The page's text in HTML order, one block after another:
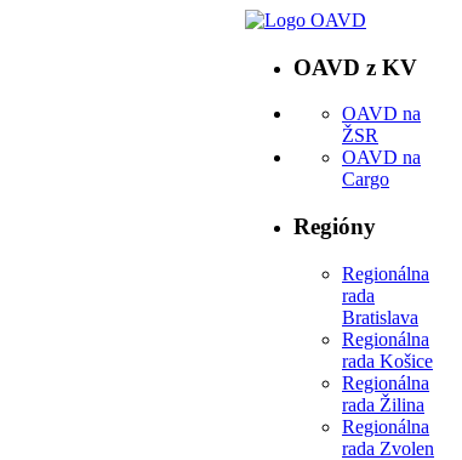
OAVD z KV
OAVD na
ŽSR
OAVD na
Cargo
Regióny
Regionálna
rada
Bratislava
Regionálna
rada Košice
Regionálna
rada Žilina
Regionálna
rada Zvolen